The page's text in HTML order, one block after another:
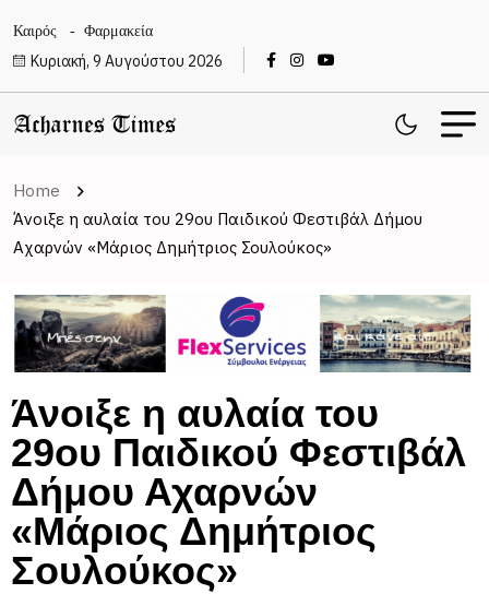
Καιρός Φαρμακεία
Κυριακή, 9 Αυγούστου 2026
Home
Άνοιξε η αυλαία του 29ου Παιδικού Φεστιβάλ Δήμου
Αχαρνών «Μάριος Δημήτριος Σουλούκος»
Άνοιξε η αυλαία του
29ου Παιδικού Φεστιβάλ
Δήμου Αχαρνών
«Μάριος Δημήτριος
Σουλούκος»